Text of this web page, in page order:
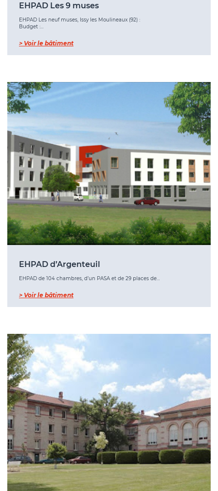
EHPAD Les 9 muses
EHPAD Les neuf muses, Issy les Moulineaux (92) :
Budget :…
> Voir le bâtiment
EHPAD d’Argenteuil
EHPAD de 104 chambres, d’un PASA et de 29 places de…
> Voir le bâtiment